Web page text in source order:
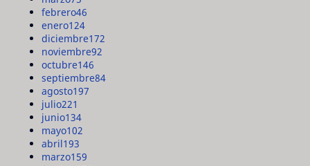
febrero46
enero124
diciembre172
noviembre92
octubre146
septiembre84
agosto197
julio221
junio134
mayo102
abril193
marzo159